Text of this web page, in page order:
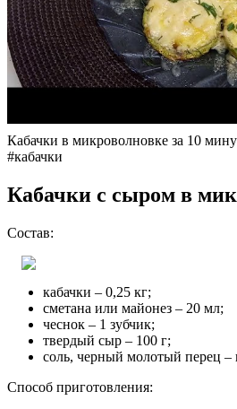
Кабачки в микроволновке за 10
#кабачки
Кабачки с сыром в
Состав:
кабачки – 0,25 кг;
сметана или майонез – 20 мл;
чеснок – 1 зубчик;
твердый сыр – 100 г;
соль, черный молотый перец –
Способ приготовления: